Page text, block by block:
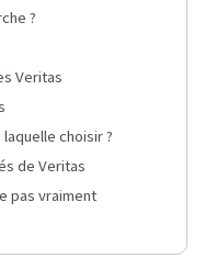
?
Veritas
choisir ?
de Veritas
pas vraiment